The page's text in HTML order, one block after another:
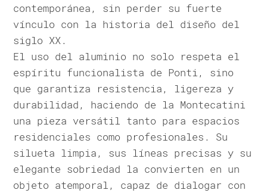
contemporánea, sin perder su fuerte
vínculo con la historia del diseño del
siglo XX.
El uso del aluminio no solo respeta el
espíritu funcionalista de Ponti, sino
que garantiza resistencia, ligereza y
durabilidad, haciendo de la Montecatini
una pieza versátil tanto para espacios
residenciales como profesionales. Su
silueta limpia, sus líneas precisas y su
elegante sobriedad la convierten en un
objeto atemporal, capaz de dialogar con